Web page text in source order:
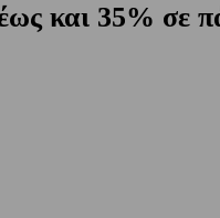
και 35% σε